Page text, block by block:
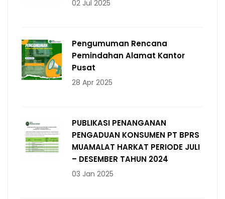
02 Jul 2025
Pengumuman Rencana
Pemindahan Alamat Kantor
Pusat
28 Apr 2025
PUBLIKASI PENANGANAN
PENGADUAN KONSUMEN PT BPRS
MUAMALAT HARKAT PERIODE JULI
– DESEMBER TAHUN 2024
03 Jan 2025